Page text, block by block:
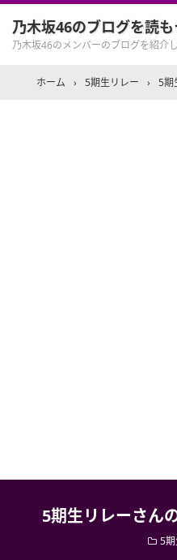
乃木坂46のブログを読も
乃木坂46のメンバーのブログを紹介
ホーム › 5期生リレー › 5期
5期生リレーさん
5